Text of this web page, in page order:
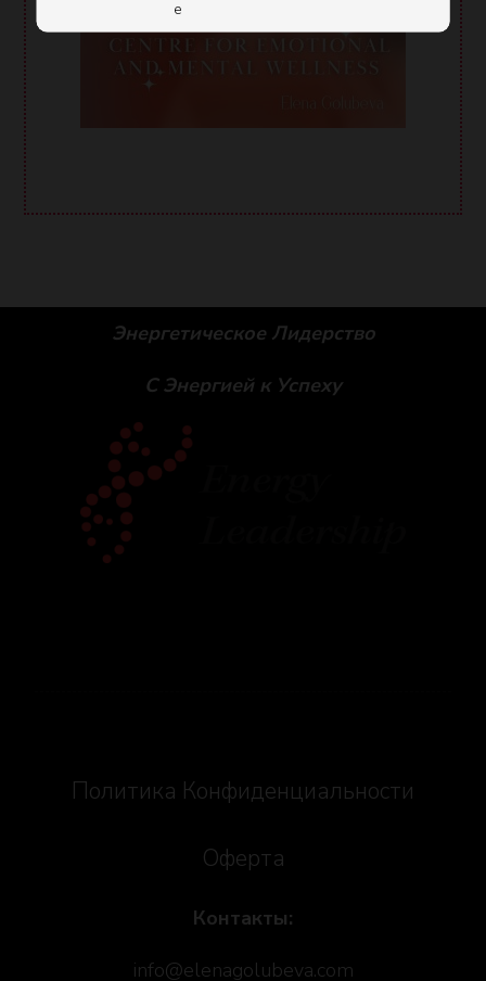
Энергетическое Лидерство
С Энергией к Успеху
Политика Конфиденциальности
Оферта
Контакты:
info@elenagolubeva.com